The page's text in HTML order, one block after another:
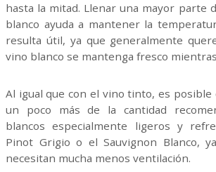
hasta la mitad. Llenar una mayor parte
blanco ayuda a mantener la
resulta útil, ya que generalmente
vino blanco se mantenga fresco
Al igual que con el vino tinto, es
un poco más de la cantidad
blancos especialmente ligeros y
Pinot Grigio o el Sauvignon Blanco,
necesitan mucha menos ventilación.